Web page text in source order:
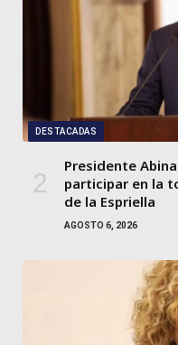
DESTACADAS
Presidente
participar en la
de la Espriella
AGOSTO 6, 2026